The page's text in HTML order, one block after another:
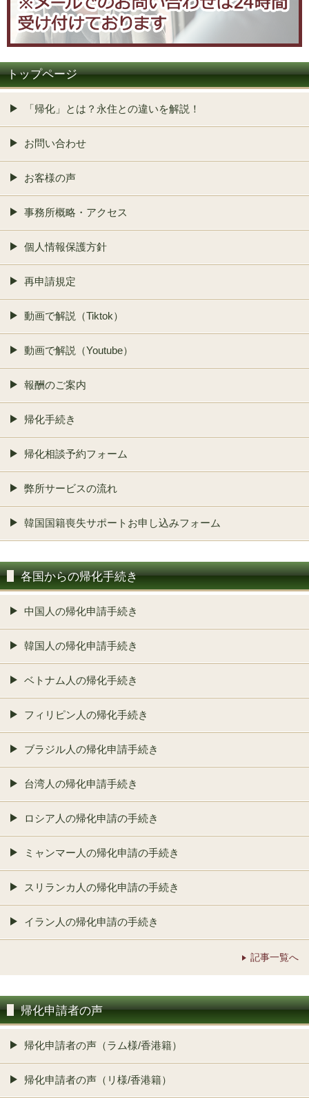
トップページ
「帰化」とは？永住との違いを解説！
お問い合わせ
お客様の声
事務所概略・アクセス
個人情報保護方針
再申請規定
動画で解説（Tiktok）
動画で解説（Youtube）
報酬のご案内
帰化手続き
帰化相談予約フォーム
弊所サービスの流れ
韓国国籍喪失サポートお申し込みフォーム
各国からの帰化手続き
中国人の帰化申請手続き
韓国人の帰化申請手続き
ベトナム人の帰化手続き
フィリピン人の帰化手続き
ブラジル人の帰化申請手続き
台湾人の帰化申請手続き
ロシア人の帰化申請の手続き
ミャンマー人の帰化申請の手続き
スリランカ人の帰化申請の手続き
イラン人の帰化申請の手続き
記事一覧へ
帰化申請者の声
帰化申請者の声（ラム様/香港籍）
帰化申請者の声（リ様/香港籍）